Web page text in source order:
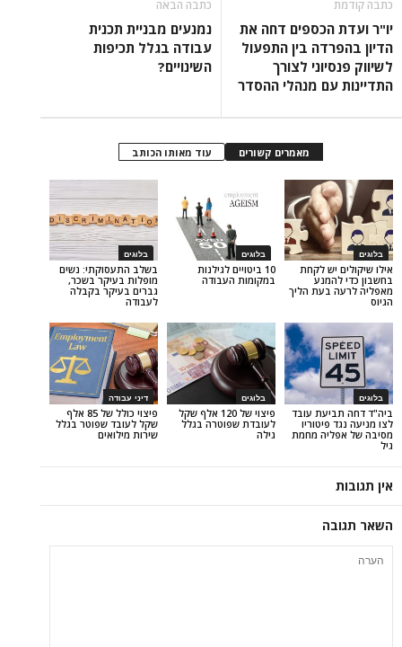
דחה את
בין התפעול
לצורך
מנהלי ההסדר
נמנעים מבניית תכנית
עבודה בגלל תכיפות
השינויים?
עוד מאותו הכותב
בלוגים
בשלב התעסוקתי: נשים
מופלות בעיקר בשכר,
גברים בעיקר בקבלה
בלוגים
10 ביטויים לגילנות
במקומות העבודה
לקחת
הליך
פיצוי כולל של 85 אלף
שקל לעובד שפוטר בגלל
בלוגים
פיצוי של 120 אלף שקל
לעובדת שפוטרה בגלל
גילה
עובד
מחמת